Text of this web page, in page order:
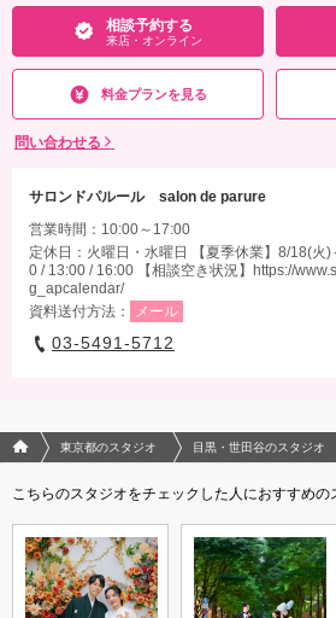
■無料セット■納品全データ美肌レタッチ、新郎ヘア
料、通常クリーニング料、スタジオ使用料、屋外撮影
ンナー、ブーケ ※衣装全てグレードアップ等追加料金
相談予約する
相談予約する
来店・オンライン
料金プランを見る
問い合わせる
サロンドパルール salon de parure
営業時間：10:00～17:00
定休日：火曜日・水曜日 【夏季休業】8/18(火
0 / 13:00 / 16:00 【相談空き状況】https://
g_apcalendar/
資料送付方法：
メール
03-5491-5712
フォトウエディング/結婚写真のPhotorait ホーム
東京都のスタジオ 目黒・世田谷のスタジオ
こちらのスタジオをチェックした人におすすめの